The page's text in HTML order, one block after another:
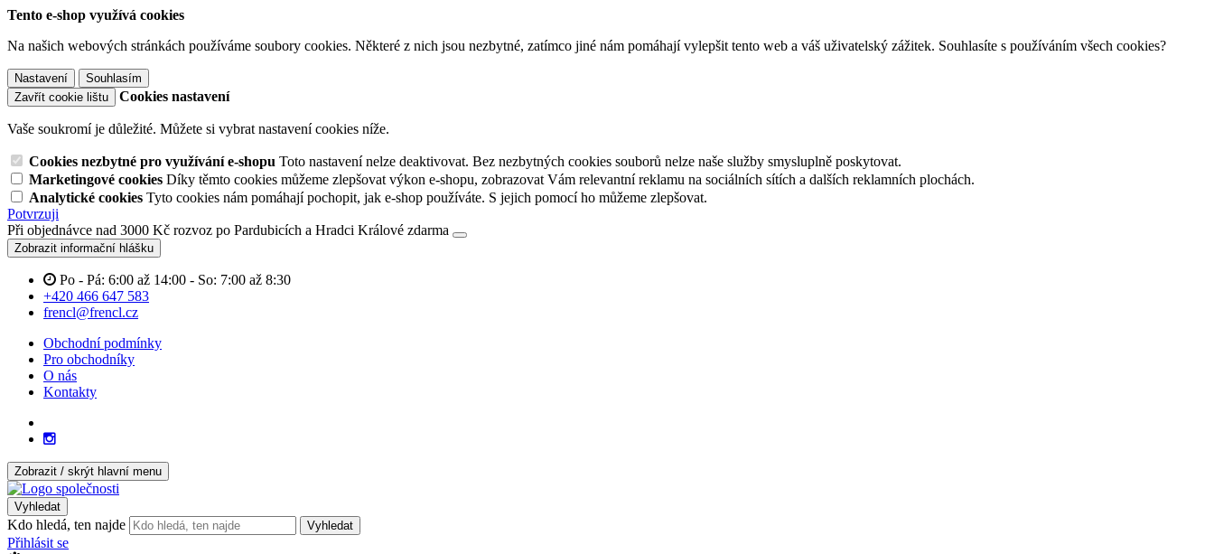
Tento e-shop využívá cookies
Na našich webových stránkách používáme soubory cookies. Některé z nich jsou nezbytné, zatímco jiné nám pomáhají vylepšit tento web a váš uživatelský zážitek. Souhlasíte s používáním všech cookies?
Nastavení
Souhlasím
Zavřít cookie lištu
Cookies nastavení
Vaše soukromí je důležité. Můžete si vybrat nastavení cookies níže.
Cookies nezbytné pro využívání e-shopu Toto nastavení nelze deaktivovat. Bez nezbytných cookies souborů nelze naše služby smysluplně poskytovat.
Marketingové cookies Díky těmto cookies můžeme zlepšovat výkon e-shopu, zobrazovat Vám relevantní reklamu na sociálních sítích a dalších reklamních plochách.
Analytické cookies Tyto cookies nám pomáhají pochopit, jak e-shop používáte. S jejich pomocí ho můžeme zlepšovat.
Potvrzuji
Při objednávce nad 3000 Kč rozvoz po Pardubicích a Hradci Králové zdarma
Zobrazit informační hlášku
Po - Pá: 6:00 až 14:00 - So: 7:00 až 8:30
+420 466 647 583
frencl@frencl.cz
Obchodní podmínky
Pro obchodníky
O nás
Kontakty
Zobrazit / skrýt hlavní menu
Vyhledat
Kdo hledá, ten najde Vyhledat
Přihlásit se